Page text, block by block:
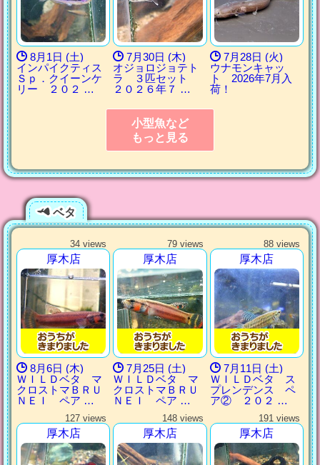
8月1日 (土)
インパイクティス
Ｓｐ．クイーンケ
リー ２０２ …
7月30日 (木)
オジョロジョテト
ラ ３匹セット
２０２６年７ …
7月28日 (火)
ウナモンキャッ
ト 2026年7月入
荷！
小型魚など
もっと見る
ベタ
34 views
厚木店
8月6日 (木)
ＷＩＬＤベタ マ
クロストマＢＲＵ
ＮＥＩ ペア …
79 views
厚木店
7月25日 (土)
ＷＩＬＤベタ マ
クロストマＢＲＵ
ＮＥＩ ペア …
88 views
厚木店
7月11日 (土)
ＷＩＬＤベタ ス
プレンデンス ペ
ア② ２０２ …
127 views
厚木店
148 views
厚木店
191 views
厚木店